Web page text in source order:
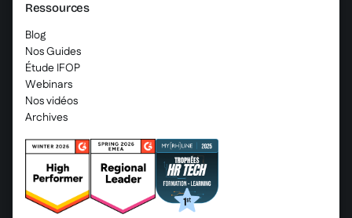
Ressources
Blog
Nos Guides
Étude IFOP
Webinars
Nos vidéos
Archives